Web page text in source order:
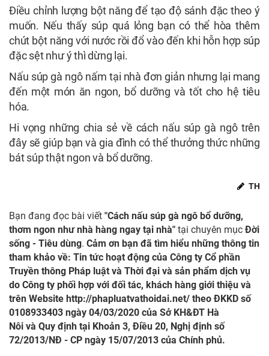
Điều chỉnh lượng bột năng để tạo độ sánh đặc theo ý
muốn. Nếu thấy súp quá lỏng bạn có thể hòa thêm
chút bột năng với nước rồi đổ vào đến khi hỗn hợp súp
đặc sệt như ý thì dừng lại.
Nấu súp gà ngô nấm tại nhà đơn giản nhưng lại mang
đến một món ăn ngon, bổ dưỡng và tốt cho hệ tiêu
hóa.
Hi vọng những chia sẻ về cách nấu súp gà ngô trên
đây sẽ giúp bạn và gia đình có thể thưởng thức những
bát súp thật ngon và bổ dưỡng.
TH
Bạn đang đọc bài viết "Cách nấu súp gà ngô bổ dưỡng,
thơm ngon như nhà hàng ngay tại nhà" tại chuyên mụcĐời
sống - Tiêu dùng. Cảm ơn bạn đã tìm hiểu những thông tin
tham khảo về: Tin tức hoạt động của Công ty Cổ phần
Truyền thông Pháp luật và Thời đại và sản phẩm dịch vụ
do Công ty phối hợp với đối tác, khách hàng giới thiệu và
trên Website http://phapluatvathoidai.net/ theo ĐKKD số
0108933403 ngày 04/03/2020 của Sở KH&ĐT Hà
Nôi và Quy định tại Khoản 3, Điều 20, Nghị định số
72/2013/NĐ - CP ngày 15/07/2013 của Chính phủ.